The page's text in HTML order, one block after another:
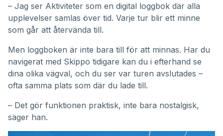
– Jag ser Aktiviteter som en digital loggbok där alla
upplevelser samlas över tid. Varje tur blir ett minne
som går att återvända till.
Men loggboken är inte bara till för att minnas. Har du
navigerat med Skippo tidigare kan du i efterhand se
dina olika vägval, och du ser var turen avslutades –
ofta samma plats som där du lade till.
– Det gör funktionen praktisk, inte bara nostalgisk,
säger han.